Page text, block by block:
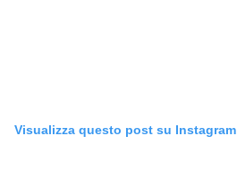
Visualizza questo post su Instagram